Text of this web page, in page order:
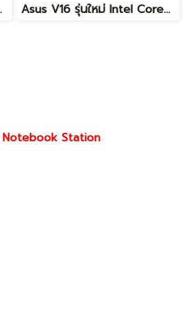
งานในราคาสุดคุ้มเพียง 18,500.-เท่านั้น Asus V16 รุ่นใหม่ Intel Core5-210H RTX-4050(6GB) Ram16 512GB M.2 จอ16นิ้ว WUXGA 144Hz จอสวย สเปคสูง ดีไซน์ตัวเครื่องเรียบสวยดูทันสมัย พร้แมประกันศูนย์ยาวๆถึงปี2028 ขายในราคาสุดตุ้มเพียง 25,990.-เท่านั้น
Station